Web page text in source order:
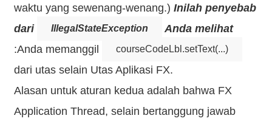
waktu yang sewenang-wenang.) Inilah penyebab
dari
IllegalStateException
Anda melihat
:Anda memanggil
courseCodeLbl.setText(...)
dari utas selain Utas Aplikasi FX.
Alasan untuk aturan kedua adalah bahwa FX
Application Thread, selain bertanggung jawab